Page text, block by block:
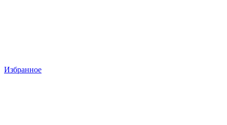
Избранное